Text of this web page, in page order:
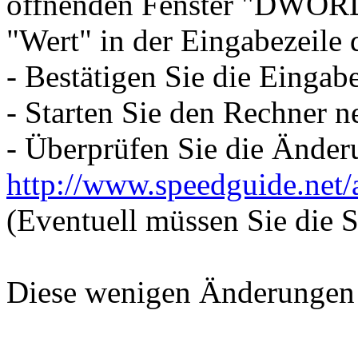
"Wert" in der Eingabezeile
- Bestätigen Sie die
- Starten Sie den Rechner
- Überprüfen Sie die
http://
(Eventuell müssen Sie die
Diese wenigen